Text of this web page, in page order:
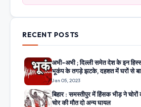
RECENT POSTS
अभी-अभी ; दिल्ली समेत देश के इन
भूकंप के तगड़े झटके, दहशत में घरों से
Jan 05, 2023
बिहार : समस्तीपुर में हिंसक भीड़ ने चोरों
चोर की मौत दो अन्य घायल